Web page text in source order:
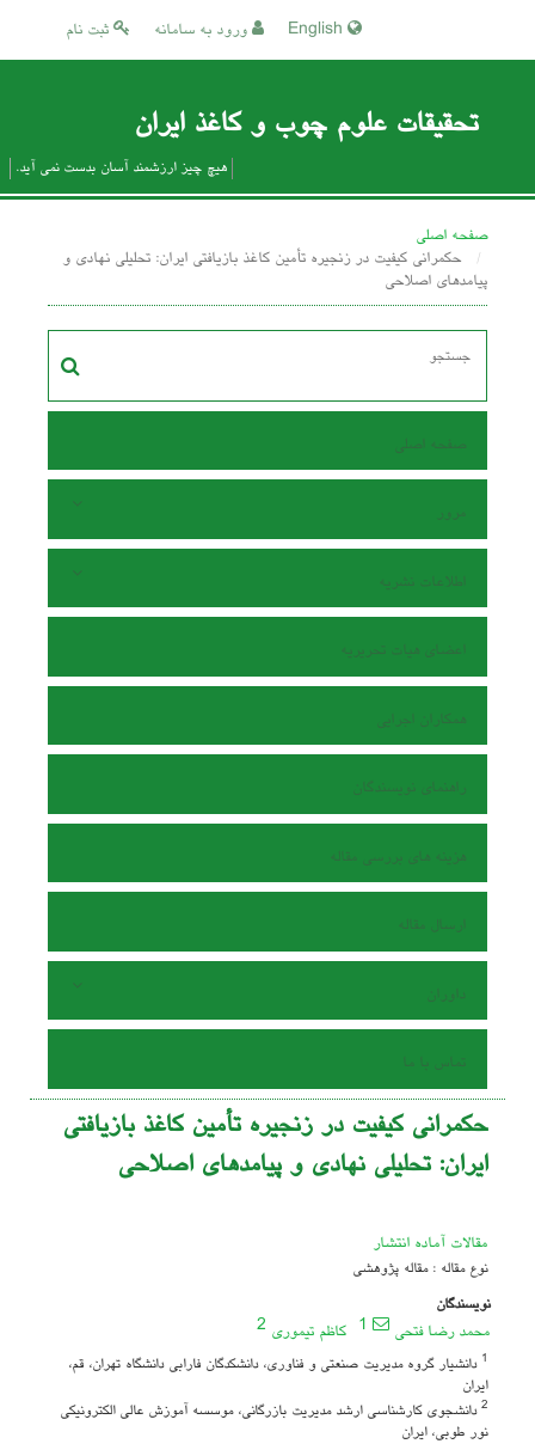
ثبت نام ورود به سامانه
تحقیقات علوم چوب و کاغذ ایران
هیچ چیز ارزشمند آسان بدست نمی آید.
صفحه اصلی
حکمرانی کیفیت در زنجیره تأمین کاغذ بازیافتی ایران: تحلیلی نهادی و
پیامدهای اصلاحی
صفحه اصلی
مرور
اطلاعات نشریه
اعضای هیات تحریریه
همکاران اجرایی
راهنمای نویسندگان
هزینه های بررسی مقاله
ارسال مقاله
داوران
تماس با ما
حکمرانی کیفیت در زنجیره تأمین کاغذ بازیافتی
ایران: تحلیلی نهادی و پیامدهای اصلاحی
مقالات آماده انتشار
نوع مقاله : مقاله پژوهشی
نویسندگان
محمد رضا فتحی 1 کاظم تیموری 2
1 دانشیار گروه مدیریت صنعتی و فناوری، دانشکدگان فارابی دانشگاه تهران، قم،
ایران
2 دانشجوی کارشناسی ارشد مدیریت بازرگانی، موسسه آموزش عالی الکترونیکی
نور طوبی، ایران